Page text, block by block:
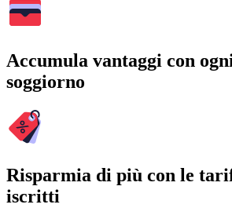
Accumula vantaggi con
soggiorno
Risparmia di più con le
iscritti